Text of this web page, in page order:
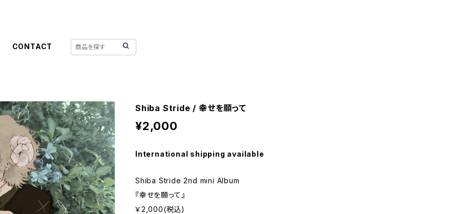
CONTACT
Shiba Stride / 幸せを願って
¥2,000
International shipping available
Shiba Stride 2nd mini Album
『幸せを願って』
￥2,000(税込)